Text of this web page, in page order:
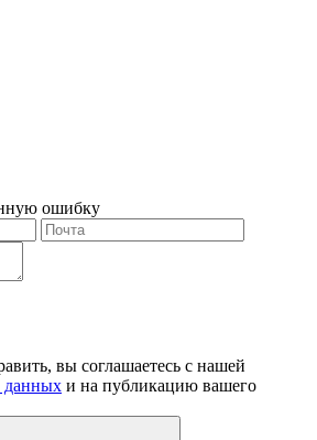
ошибку
вы соглашаетесь с нашей
данных и на публикацию вашего